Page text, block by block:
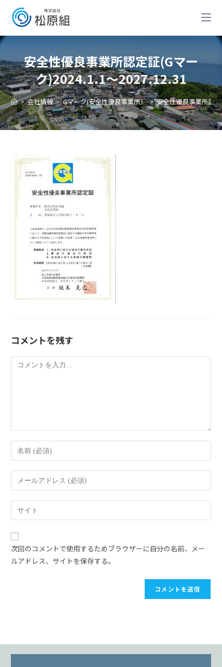
安全性優良事業所認定証(Gマー
ク)2024.1.1～2027.12.31
> 会社情報 > Gマーク(安全性優良事業所） > 安全性優良事業所認
コメントを残す
次回のコメントで使用するためブラウザーに自分の名前、メー
ルアドレス、サイトを保存する。